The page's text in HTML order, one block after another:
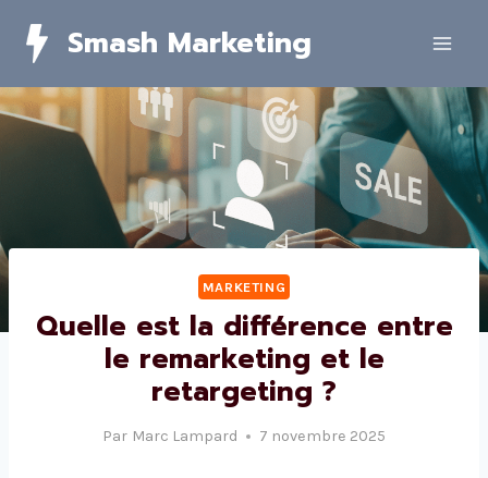
Smash Marketing
MARKETING
Quelle est la différence entre
le remarketing et le
retargeting ?
Par Marc Lampard 7 novembre 2025